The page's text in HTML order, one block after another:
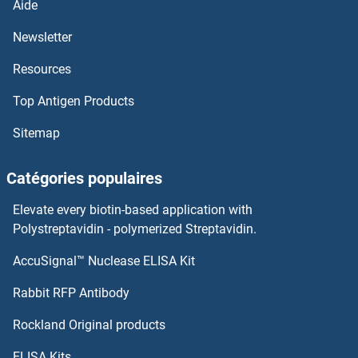
SERPINH1 Kits ELISA
SERPING1 Kits ELISA
SERPINB9 Kits ELISA
SFT2D1 Kits ELISA
Aide
Newsletter
Resources
Top Antigen Products
Sitemap
Catégories populaires
Elevate every biotin-based application with
Polystreptavidin - polymerized Streptavidin.
AccuSignal™ Nuclease ELISA Kit
Rabbit RFP Antibody
Rockland Original products